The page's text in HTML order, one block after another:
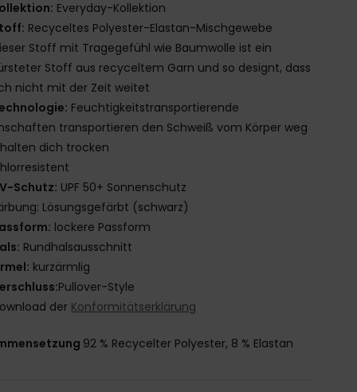
Everyday-Kollektion
Recyceltes Polyester-Elastan-Mischgewebe
Stoff mit Tragegefühl wie Baumwolle ist ein
Stoff aus recyceltem Garn und so designt, dass
nicht mit der Zeit weitet
Feuchtigkeitstransportierende
transportieren den Schweiß vom Körper weg
dich trocken
Schutz: UPF 50+ Sonnenschutz
Lösungsgefärbt (schwarz)
lockere Passform
Rundhalsausschnitt
kurzärmlig
Pullover-Style
der Konformitätserklärung
92 % Recycelter Polyester, 8 % Elastan